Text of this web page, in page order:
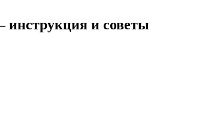
инструкция и советы